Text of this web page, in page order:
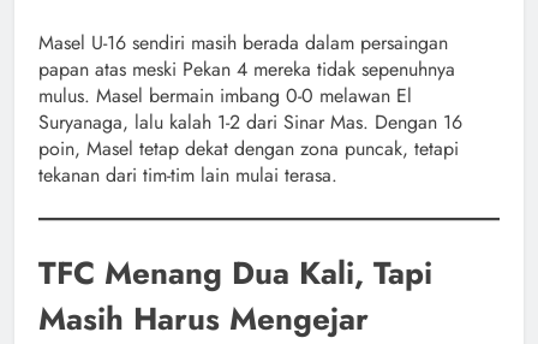
Masel U-16 sendiri masih berada dalam persaingan
papan atas meski Pekan 4 mereka tidak sepenuhnya
mulus. Masel bermain imbang 0-0 melawan El
Suryanaga, lalu kalah 1-2 dari Sinar Mas. Dengan 16
poin, Masel tetap dekat dengan zona puncak, tetapi
tekanan dari tim-tim lain mulai terasa.
TFC Menang Dua Kali, Tapi
Masih Harus Mengejar